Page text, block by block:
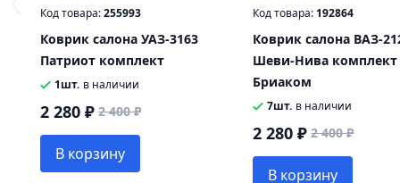
Код товара:255993
Коврик салона УАЗ-3163
Патриот комплект
1шт. в наличии
2 280 ₽ 2 400 ₽
В корзину
Код товара: 192864
Коврик салона ВАЗ-
Шеви-Нива комплект
Бриаком
7шт. в наличии
2 280 ₽ 2 400 ₽
В корзину